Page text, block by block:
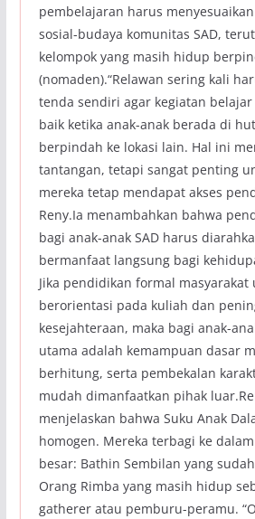
pembelajaran harus
sosial-budaya komunitas SAD,
kelompok yang masih hidup
(nomaden).“Relawan sering kali
tenda sendiri agar kegiatan
baik ketika anak-anak berada di
berpindah ke lokasi lain. Hal ini
tantangan, tetapi sangat penting
mereka tetap mendapat akses
Reny.Ia menambahkan bahwa
bagi anak-anak SAD harus
bermanfaat langsung bagi
Jika pendidikan formal masyarakat
berorientasi pada kuliah dan
kesejahteraan, maka bagi anak-
utama adalah kemampuan dasar
berhitung, serta pembekalan
mudah dimanfaatkan pihak
menjelaskan bahwa Suku Anak
homogen. Mereka terbagi ke
besar: Bathin Sembilan yang
Orang Rimba yang masih hidup
gatherer atau pemburu-peramu.